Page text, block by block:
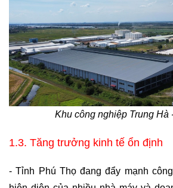
Khu công nghiệp Trung Hà
1.3. Tăng trưởng kinh tế ổn định
- Tỉnh Phú Thọ đang đẩy mạnh